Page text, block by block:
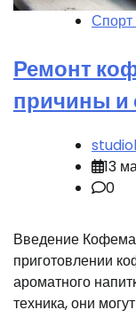
Спорт
Ремонт
причины и
13
0
Введение
приготовлении
ароматного
техника, они